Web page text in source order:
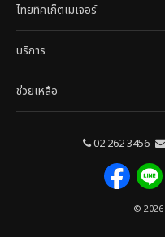
ไทยทิคเก็ตเมเจอร์
บริการ
ช่วยเหลือ
02 262 3456
© 2026